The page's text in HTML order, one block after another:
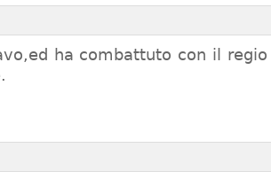
ha combattuto con il